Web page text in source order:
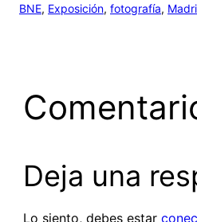
BNE, Exposición, fotografía,
Deja una
Lo siento, debes estar